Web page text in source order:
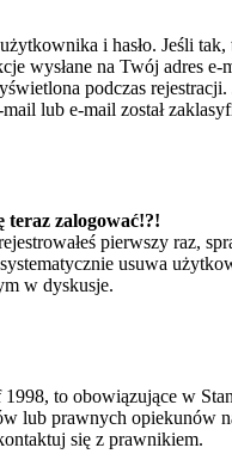
i hasło. Jeśli
wysłane na Twój adres
podczas
lub e-mail został
teraz zalogować!?!
pierwszy raz,
usuwa
w dyskusje.
to obowiązujące w
lub prawnych
się z prawnikiem.